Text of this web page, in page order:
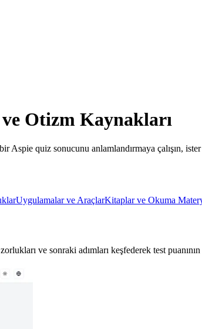
Otizm Kaynakları
quiz sonucunu anlamlandırmaya çalışın,
Uygulamalar ve AraçlarKitaplar ve Okuma
ve sonraki adımları keşfederek test puanının